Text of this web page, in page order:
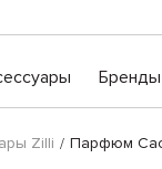
Бренды
Zilli Парфюм